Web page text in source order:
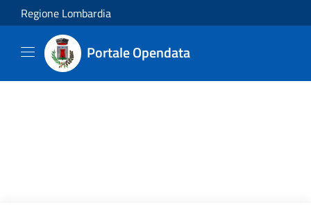
Salta al contenuto principale
Regione Lombardia
Portale Opendata